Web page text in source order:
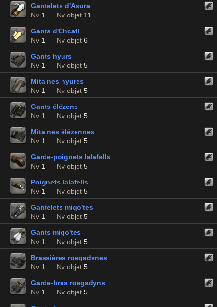
Gantelets d'Asura
Nv 1 Nv objet 11
Gants d'Ehcatl
Nv 1 Nv objet 6
Gants hyurs
Nv 1 Nv objet 5
Mitaines hyures
Nv 1 Nv objet 5
Gants élézens
Nv 1 Nv objet 5
Mitaines élézennes
Nv 1 Nv objet 5
Garde-poignets lalafells
Nv 1 Nv objet 5
Poignets lalafells
Nv 1 Nv objet 5
Gantelets miqo'tes
Nv 1 Nv objet 5
Gants miqo'tes
Nv 1 Nv objet 5
Brassières roegadynes
Nv 1 Nv objet 5
Garde-bras roegadyns
Nv 1 Nv objet 5